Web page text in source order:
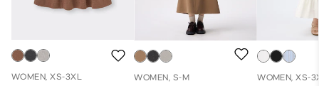
WOMEN, XS-3XL
WOMEN, S-M
WOMEN, XS-